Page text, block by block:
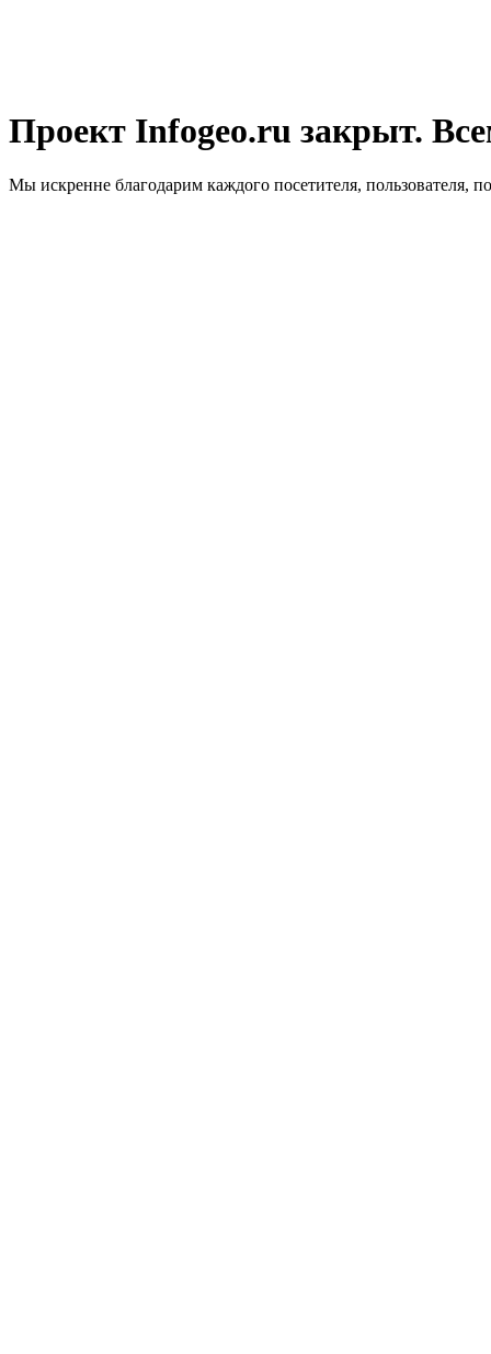
Проект Infogeo.ru закрыт.
Мы искренне благодарим каждого посетителя, пользователя,